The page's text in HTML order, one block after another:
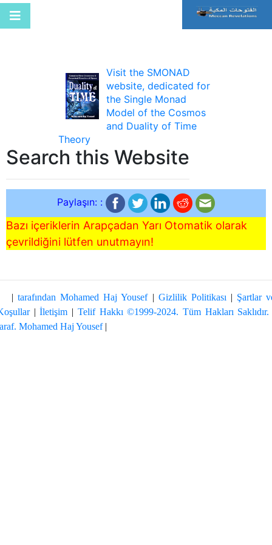
Visit the SMONAD
website, dedicated for
the Single Monad
Model of the Cosmos
and Duality of Time
Theory
Search this Website
Paylaşın: :
Bazı içeriklerin Arapçadan Yarı Otomatik olarak
çevrildiğini lütfen unutmayın!
|tarafından Mohamed Haj Yousef| Gizlilik Politikası| Şartlar
|İletişim Telif Hakkı ©1999-2024. Tüm Hakları Saklıdır.
Mohamed Haj Yousef|